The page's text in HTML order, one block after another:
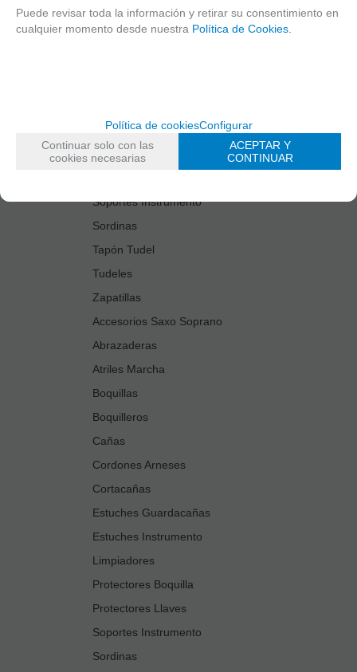
Deflector Saxo Tenor
Estuches Guardacañas
Limpiadores
Protectores Boquilla
Soportes Instrumento
Sordinas
Tapón Tudel
Tudeles
Zapatillas
Accesorios Saxo Soprano
Abrazaderas
Atriles Marcha
Boquillas
Boquilleros
Cañas
Cordones Arneses
Cortacañas
Estuches Guardacañas
Estuches Instrumento
Limpiadores
Protectores Boquilla
Protectores Llaves
Soportes Instrumento
Sordinas
Puede revisar toda la información y retirar su consentimiento en
cualquier momento desde nuestra Política de Cookies.
Política de cookiesConfigurar
Continuar solo con las
cookies necesarias
ACEPTAR Y
CONTINUAR